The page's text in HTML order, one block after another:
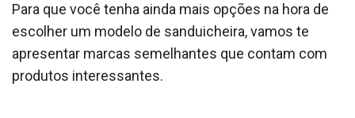
Para que você tenha ainda mais opções na hora de
escolher um modelo de sanduicheira, vamos te
apresentar marcas semelhantes que contam com
produtos interessantes.